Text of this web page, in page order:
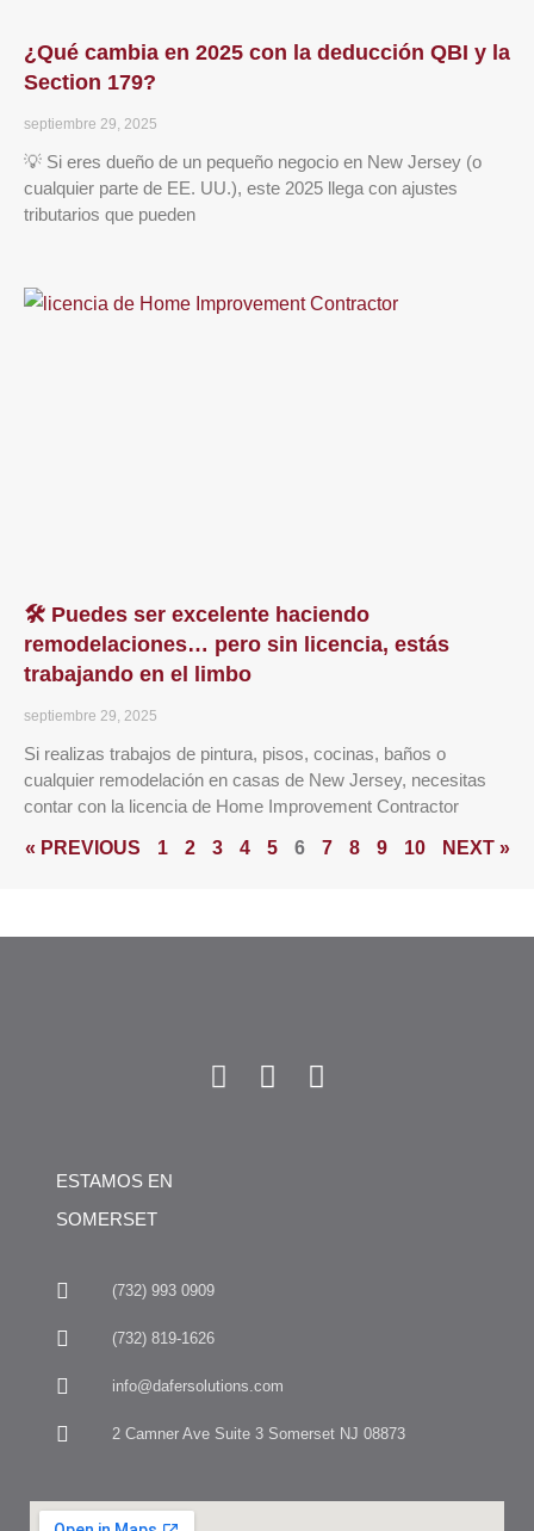
¿Qué cambia en 2025 con la deducción QBI y la
Section 179?
septiembre 29, 2025
💡 Si eres dueño de un pequeño negocio en New Jersey (o
cualquier parte de EE. UU.), este 2025 llega con ajustes
tributarios que pueden
🛠️ Puedes ser excelente haciendo
remodelaciones… pero sin licencia, estás
trabajando en el limbo
septiembre 29, 2025
Si realizas trabajos de pintura, pisos, cocinas, baños o
cualquier remodelación en casas de New Jersey, necesitas
contar con la licencia de Home Improvement Contractor
« PREVIOUS 1 2 3 4 5 6 7 8 9 10 NEXT »
ESTAMOS EN
SOMERSET
(732) 993 0909
(732) 819-1626
info@dafersolutions.com
2 Camner Ave Suite 3 Somerset NJ 08873